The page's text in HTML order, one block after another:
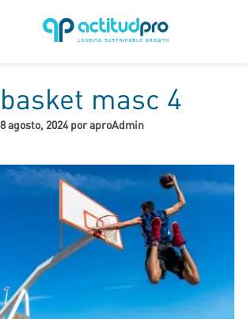
basket masc 4
8 agosto, 2024 por aproAdmin